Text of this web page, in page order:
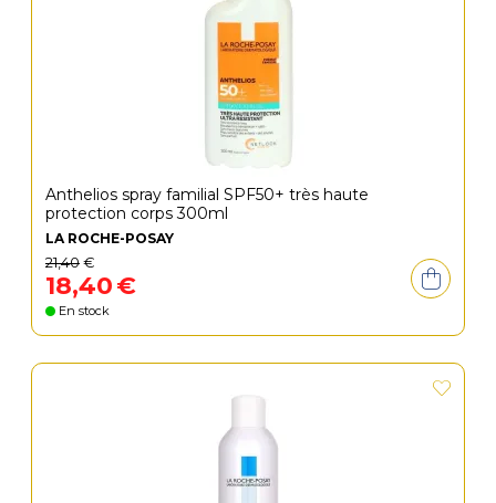
Anthelios spray familial SPF50+ très haute
protection corps 300ml
LA ROCHE-POSAY
21,40€
18,40€
En stock